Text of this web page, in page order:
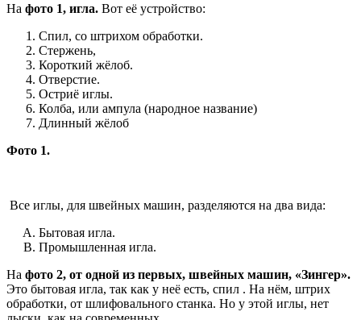
На фото 1, игла. Вот её устройство:
Спил, со штрихом обработки.
Стержень,
Короткий жёлоб.
Отверстие.
Остриё иглы.
Колба, или ампула (народное название)
Длинный жёлоб
Фото 1.
Все иглы, для швейных машин, разделяются на два вида:
Бытовая игла.
Промышленная игла.
На фото 2, от одной из первых, швейных машин, «Зингер».
Это бытовая игла, так как у неё есть, спил . На нём, штрих
обработки, от шлифовального станка. Но у этой иглы, нет